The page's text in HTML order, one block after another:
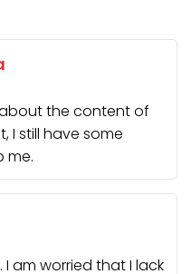
the content of
I still have some
me.
am worried that I lack